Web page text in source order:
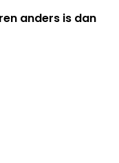
anders is dan